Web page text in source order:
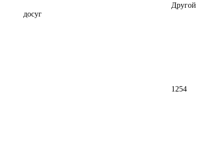
Другой
досуг
1254